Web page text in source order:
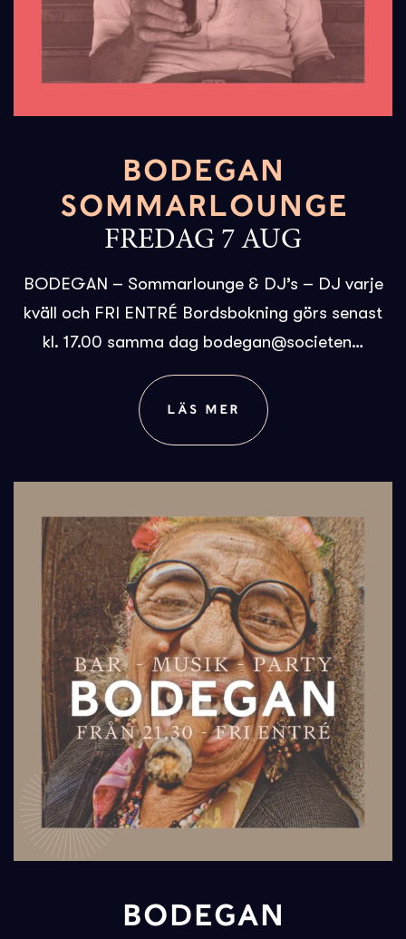
BODEGAN
SOMMARLOUNGE
FREDAG 7 AUG
BODEGAN – Sommarlounge & DJ’s – DJ varje
kväll och FRI ENTRÉ Bordsbokning görs senast
kl. 17.00 samma dag bodegan@societen…
LÄS MER
BODEGAN